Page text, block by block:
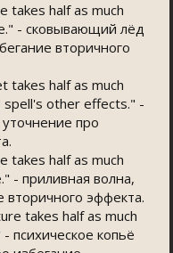
takes half as much
- сковывающий лёд
вторичного
takes half as much
spell's other effects." -
про
takes half as much
- приливная волна,
вторичного эффекта.
takes half as much
психическое копьё